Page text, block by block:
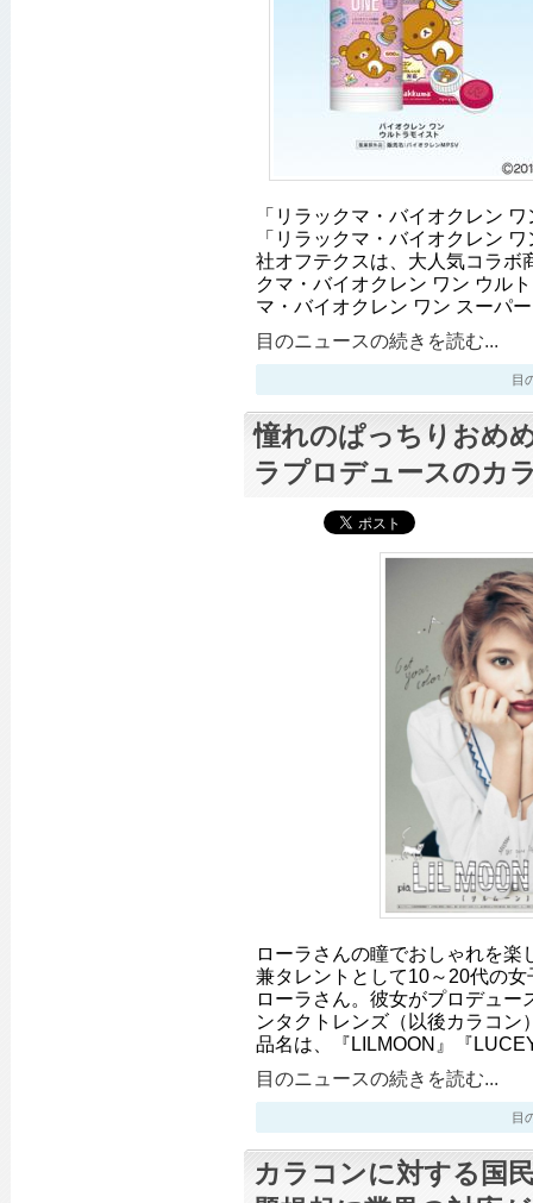
「リラックマ・バイオクレン
「リラックマ・バイオクレン
社オフテクスは、大人気コラボ
クマ・バイオクレン ワン ウル
マ・バイオクレン ワン スーパ
目のニュースの続きを読む...
目
憧れのぱっちりおめ
ラプロデュースのカ
ローラさんの瞳でおしゃれを楽
兼タレントとして10～20代の
ローラさん。彼女がプロデュー
ンタクトレンズ（以後カラコン
品名は、『LILMOON』『
目のニュースの続きを読む...
目
カラコンに対する国